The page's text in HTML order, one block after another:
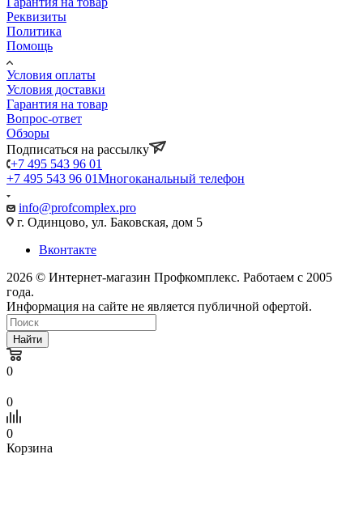
Реквизиты
Политика
Помощь
Условия оплаты
Условия доставки
Гарантия на товар
Вопрос-ответ
Обзоры
Подписаться на рассылку
+7 495 543 96 01
+7 495 543 96 01Многоканальный телефон
info@profcomplex.pro
г. Одинцово, ул. Баковская, дом 5
Вконтакте
2026 © Интернет-магазин Профкомплекс. Работаем с 2005
года.
Информация на сайте не является публичной офертой.
Найти
0
0
0
Корзина